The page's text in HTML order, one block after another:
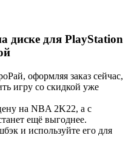
диске для PlayStation
оформляя заказ сейчас,
игру со скидкой уже
на NBA 2K22, а с
ещё выгоднее.
и используйте его для